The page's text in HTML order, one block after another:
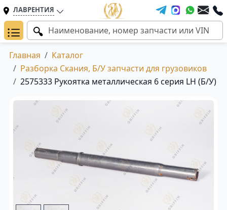
ЛАВРЕНТИЯ
Главная
Каталог
Разборка Скания, Б/У запчасти для грузовиков
2575333 Рукоятка металлическая 6 серия LH (Б/У)